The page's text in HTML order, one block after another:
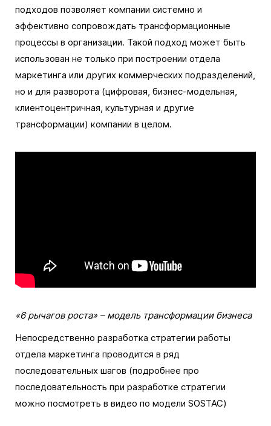
подходов позволяет компании системно и
эффективно сопровождать трансформационные
процессы в организации. Такой подход может быть
использован не только при построении отдела
маркетинга или других коммерческих подразделений,
но и для разворота (цифровая, бизнес-модельная,
клиентоцентричная, культурная и другие
трансформации) компании в целом.
«6 рычагов роста» – модель трансформации бизнеса
Непосредственно разработка стратегии работы
отдела маркетинга проводится в ряд
последовательных шагов (подробнее про
последовательность при разработке стратегии
можно посмотреть в видео по модели SOSTAC)